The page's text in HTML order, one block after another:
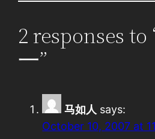
2 responses
一”
马如人 says:
October 10, 2007 at